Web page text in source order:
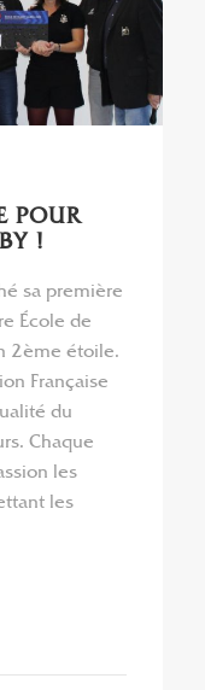
POUR
!
sa première
École de
2ème étoile.
Française
du
Chaque
les
les